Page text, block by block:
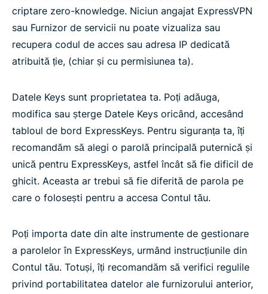
criptare zero-knowledge. Niciun angajat ExpressVPN
sau Furnizor de servicii nu poate vizualiza sau
recupera codul de acces sau adresa IP dedicată
atribuită ție, (chiar și cu permisiunea ta).
Datele Keys sunt proprietatea ta. Poți adăuga,
modifica sau șterge Datele Keys oricând, accesând
tabloul de bord ExpressKeys. Pentru siguranța ta, îți
recomandăm să alegi o parolă principală puternică și
unică pentru ExpressKeys, astfel încât să fie dificil de
ghicit. Aceasta ar trebui să fie diferită de parola pe
care o folosești pentru a accesa Contul tău.
Poți importa date din alte instrumente de gestionare
a parolelor în ExpressKeys, urmând instrucțiunile din
Contul tău. Totuși, îți recomandăm să verifici regulile
privind portabilitatea datelor ale furnizorului anterior,